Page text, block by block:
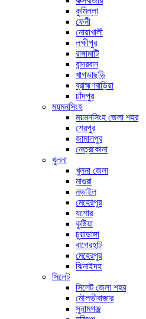
কুমিল্লা
ফেনী
নোয়াখালী
লক্ষীপুর
রাঙ্গামাটি
বান্দরবান
খাগড়াছড়ি
ব্রাহ্মণবাড়িয়া
চাঁদপুর
ময়মনসিংহ
ময়মনসিংহ জেলা শহর
শেরপুর
জামালপুর
নেত্রকোনা
খুলনা
খুলনা জেলা
মাগুরা
নড়াইল
মেহেরপুর
যশোর
কুষ্টিয়া
চুয়াডাঙ্গা
বাগেরহাট
মেহেরপুর
ঝিনাইদহ
সিলেট
সিলেট জেলা শহর
মৌলভীবাজার
সুনামগঞ্জ